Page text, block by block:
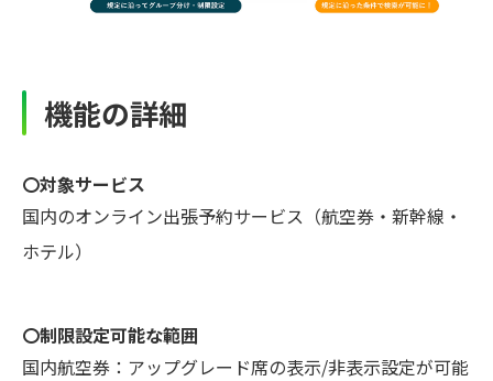
機能の詳細
〇対象サービス
国内のオンライン出張予約サービス（航空券・新幹線・
ホテル）
〇制限設定可能な範囲
国内航空券：アップグレード席の表示/非表示設定が可能